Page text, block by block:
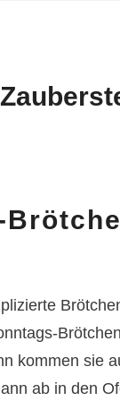
kommen sie
ab in den